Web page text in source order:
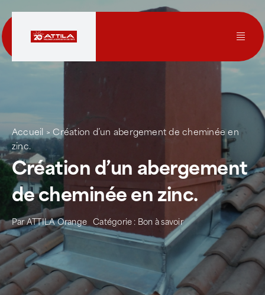
au
contenu
Nos services
Nos agences
Votre toit
Rejoignez-nous
Devenir Franchisé
Accueil >Création d’un abergement de cheminée en
zinc.
Création d’un abergement
de cheminée en zinc.
ParATTILA Orange Catégorie : Bon à savoir